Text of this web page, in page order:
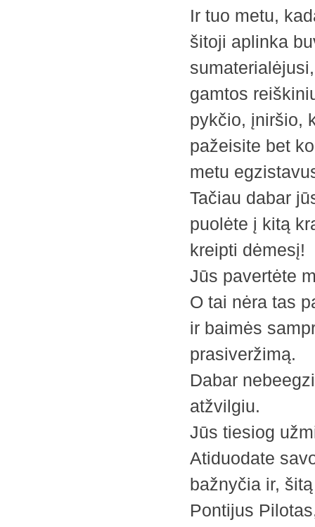
Ir tuo metu,
šitoji aplinka
gamtos
pykčio, įniršio,
pažeisite bet
metu
Tačiau dabar
puolėte į kitą
kreipti dėmesį!
Jūs pavertėte
O tai nėra tas
ir baimės
prasiveržimą.
Dabar
atžvilgiu.
Jūs tiesiog
Atiduodate
bažnyčia ir,
Pontijus